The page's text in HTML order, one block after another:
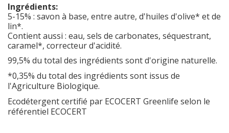
Ingrédients:
5-15% : savon à base, entre autre, d'huiles d'olive* et de
lin*.
Contient aussi : eau, sels de carbonates, séquestrant,
caramel*, correcteur d'acidité.
99,5% du total des ingrédients sont d'origine naturelle.
*0,35% du total des ingrédients sont issus de
l'Agriculture Biologique.
Ecodétergent certifié par ECOCERT Greenlife selon le
référentiel ECOCERT